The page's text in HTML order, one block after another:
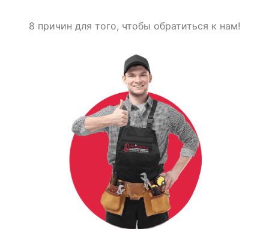
8 причин для того, чтобы обратиться к нам!